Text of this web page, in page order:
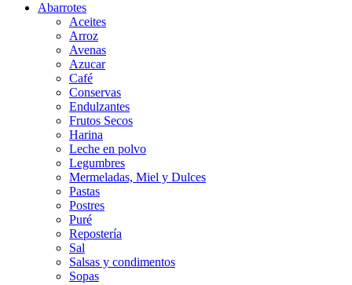
Abarrotes
Aceites
Arroz
Avenas
Azucar
Café
Conservas
Endulzantes
Frutos Secos
Harina
Leche en polvo
Legumbres
Mermeladas, Miel y Dulces
Pastas
Postres
Puré
Repostería
Sal
Salsas y condimentos
Sopas